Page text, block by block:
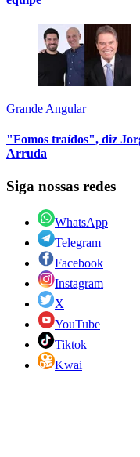
Grande Angular
"Fomos traídos", diz
Arruda
Siga nossas redes
WhatsApp
Telegram
Facebook
Instagram
X
YouTube
Tiktok
Kwai